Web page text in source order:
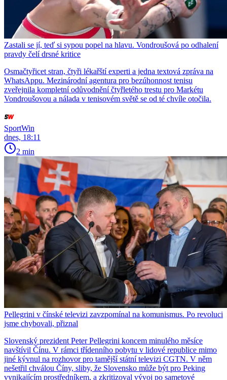
Zastali se jí, teď si sypou popel na hlavu. Vondroušová po odhalení
pravdy čelí drsné kritice
Osmačtyřicet stran, čtyři lékařští experti a jedna textová zpráva na
WhatsAppu. Mezinárodní agentura pro bezúhonnost tenisu
zveřejnila kompletní odůvodnění čtyřletého trestu pro Markétu
Vondroušovou a nálada v tenisovém světě se od té chvíle otočila.
SportWin
dnes, 18:11
2 min
Pellegrini v čínské televizi zavzpomínal na komunismus. Po revoluci
jsme chybovali, přiznal
Slovenský prezident Peter Pellegrini koncem minulého měsíce
navštívil Čínu. V rámci třídenního pobytu v lidové republice mimo
jiné kývnul na rozhovor pro tamější státní televizi CGTN. V něm
nešetřil chválou Číny, sliby, že Slovensko může být pro Peking
vynikajícím prostředníkem, a zkritizoval vývoj po sametové